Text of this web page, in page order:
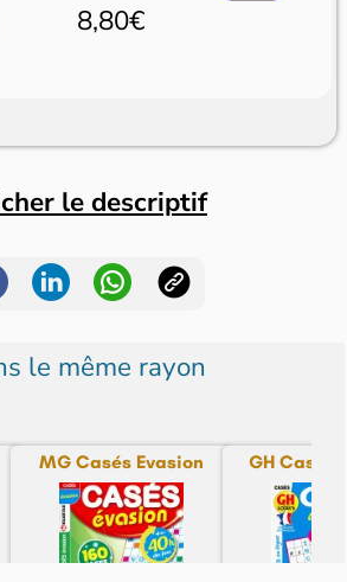
8,80€
le descriptif
le même rayon
MG Casés Evasion GH Casés